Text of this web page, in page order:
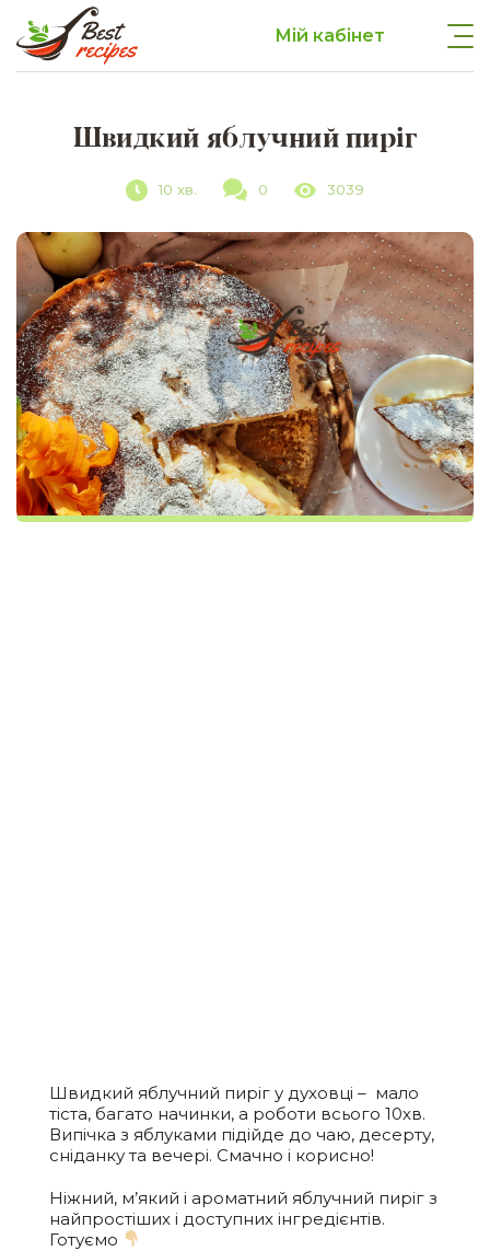
Мій кабінет
Швидкий яблучний пиріг
10 хв. 0 3039
Швидкий яблучний пиріг у духовці – мало
тіста, багато начинки, а роботи всього 10хв.
Випічка з яблуками підійде до чаю, десерту,
сніданку та вечері. Смачно і корисно!
Ніжний, м’який і ароматний яблучний пиріг з
найпростіших і доступних інгредієнтів.
Готуємо